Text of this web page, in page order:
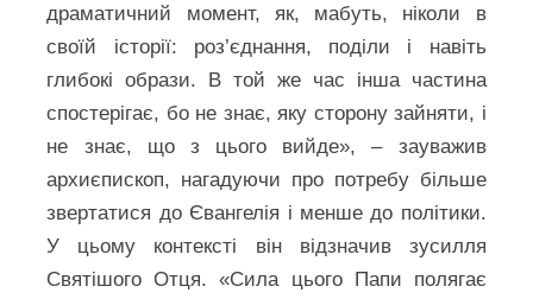
драматичний момент, як, мабуть, ніколи в
своїй історії: роз’єднання, поділи і навіть
глибокі образи. В той же час інша частина
спостерігає, бо не знає, яку сторону зайняти, і
не знає, що з цього вийде», – зауважив
архиєпископ, нагадуючи про потребу більше
звертатися до Євангелія і менше до політики.
У цьому контексті він відзначив зусилля
Святішого Отця. «Сила цього Папи полягає